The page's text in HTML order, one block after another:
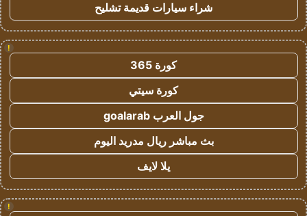
شراء سيارات قديمة تشليح
!
كورة 365
كورة سيتي
جول العرب goalarab
بث مباشر ريال مدريد اليوم
يلا لايف
!